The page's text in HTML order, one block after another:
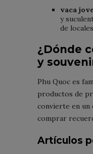
vaca
y
de
¿Dónde
y
Phu Quoc es
productos de
convierte en un
comprar
Artículos